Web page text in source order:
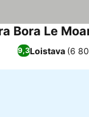
Bora Le
9,3Loistava (6